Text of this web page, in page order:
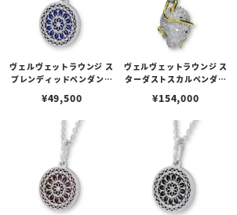
ヴェルヴェットラウンジ ス
プレンディッドペンダント
¥49,500
ヴェルヴェットラウンジ ス
ターダストスカルペンダン
¥154,000